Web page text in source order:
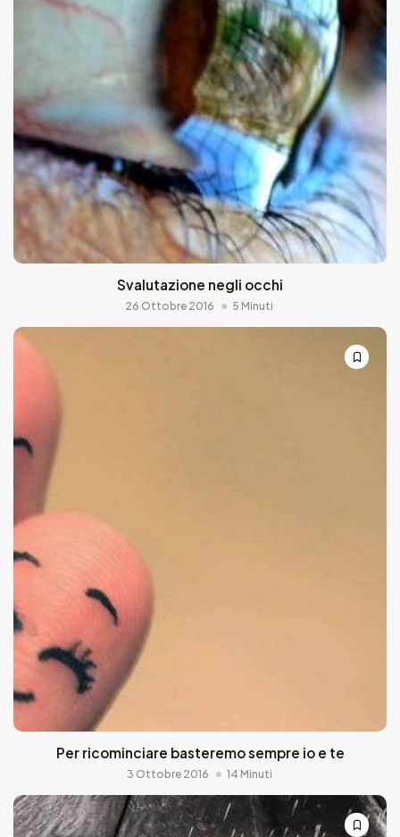
Svalutazione negli occhi
26 Ottobre 2016 5 Minuti
Per ricominciare basteremo sempre io e te
3 Ottobre 2016 14 Minuti